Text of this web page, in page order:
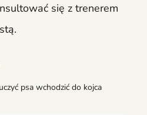
się z trenerem
psa wchodzić do kojca